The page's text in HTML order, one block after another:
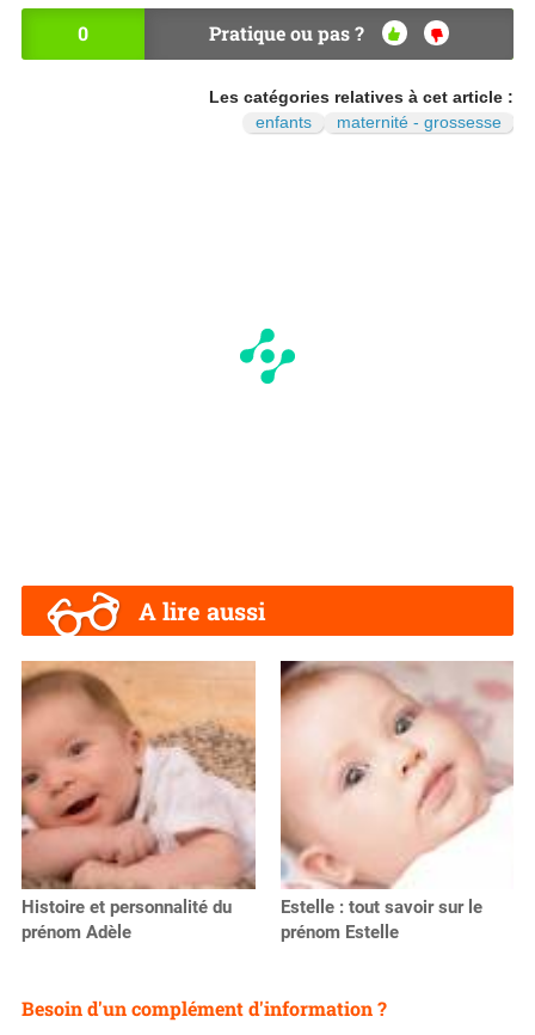
0 Pratique ou pas ?
OU
NO
N
Les catégories relatives à cet article :
enfants
maternité - grossesse
A lire aussi
Histoire et personnalité du
prénom Adèle
Estelle : tout savoir sur le
prénom Estelle
Besoin d'un complément d'information ?